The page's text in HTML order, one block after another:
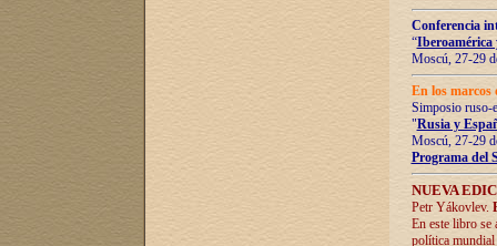
Conferencia
“Iberoamérica
Moscú, 27-29
En los marcos
Simposio ruso-
"Rusia y
Moscú, 27-29
Programa del
NUEVA
Petr Yákovlev.
En este libro se
política mundial